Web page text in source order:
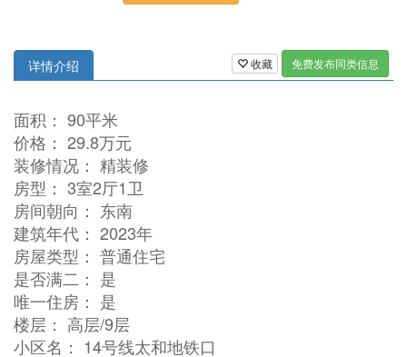
收藏 免费发布同类信息
详情介绍
面积： 90平米
价格： 29.8万元
装修情况： 精装修
房型： 3室2厅1卫
房间朝向： 东南
建筑年代： 2023年
房屋类型： 普通住宅
是否满二： 是
唯一住房： 是
楼层： 高层/9层
小区名： 14号线太和地铁口